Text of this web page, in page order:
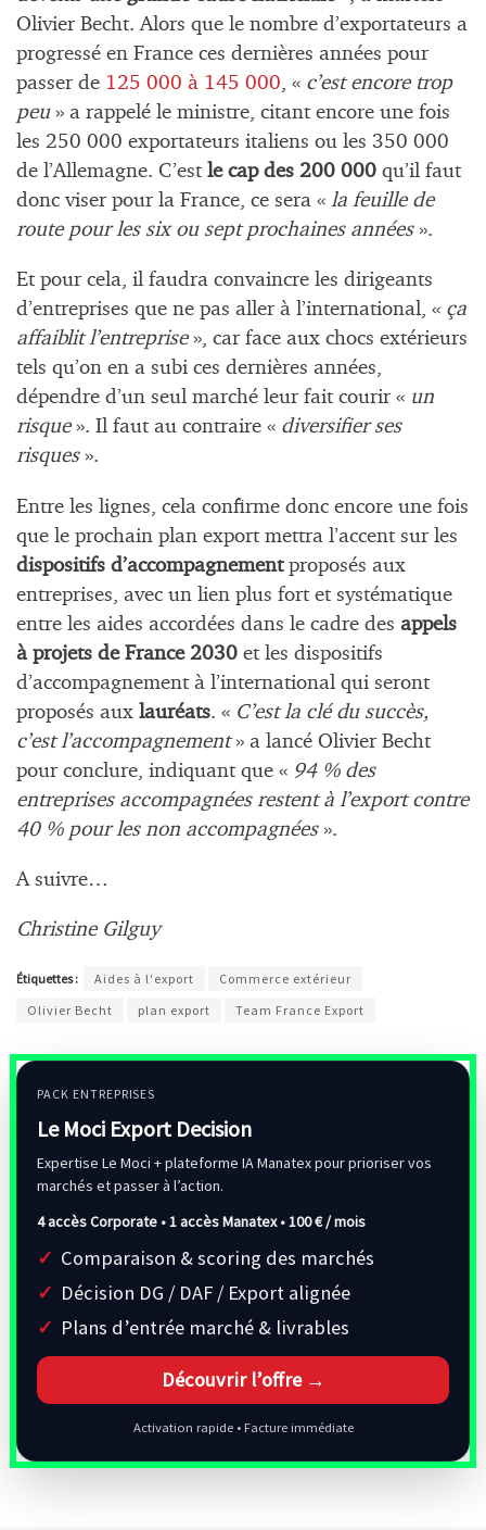
Olivier Becht. Alors que le nombre d’exportateurs a
progressé en France ces dernières années pour
passer de 125 000 à 145 000, « c’est encore trop
peu» a rappelé le ministre, citant encore une fois
les 250 000 exportateurs italiens ou les 350 000
de l’Allemagne. C’est le cap des 200 000 qu’il faut
donc viser pour la France, ce sera « la feuille de
route pour les six ou sept prochaines années».
Et pour cela, il faudra convaincre les dirigeants
d’entreprises que ne pas aller à l’international, « ça
affaiblit l’entreprise », car face aux chocs extérieurs
tels qu’on en a subi ces dernières années,
dépendre d’un seul marché leur fait courir « un
risque». Il faut au contraire « diversifier ses
risques».
Entre les lignes, cela confirme donc encore une fois
que le prochain plan export mettra l’accent sur les
dispositifs d’accompagnementproposés aux
entreprises, avec un lien plus fort et systématique
entre les aides accordées dans le cadre des appels
à projets de France 2030 et les dispositifs
d’accompagnement à l’international qui seront
proposés aux lauréats. « C’est la clé du succès,
c’est l’accompagnement» a lancé Olivier Becht
pour conclure, indiquant que « 94 % des
entreprises accompagnées restent à l’export contre
40 % pour les non accompagnées».
A suivre…
Christine Gilguy
Étiquettes : Aides à l'export
Commerce extérieur
Olivier Becht
plan export Team France Export
PACK ENTREPRISES
Le Moci Export Decision
Expertise Le Moci + plateforme IA Manatex pour prioriser vos
marchés et passer à l’action.
4 accès Corporate • 1 accès Manatex •100 € / mois
Comparaison & scoring des marchés
Décision DG / DAF / Export alignée
Plans d’entrée marché & livrables
Découvrir l’offre →
Activation rapide • Facture immédiate